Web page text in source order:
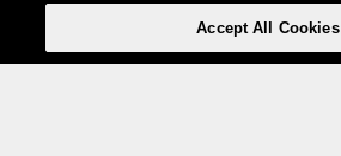
Accept All Cookies